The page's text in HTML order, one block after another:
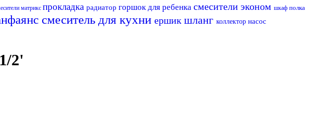
матрикс прокладка радиатор горшок для ребенка смесители эконом шкаф полка
смеситель для кухни ершик шланг коллектор насос
2'